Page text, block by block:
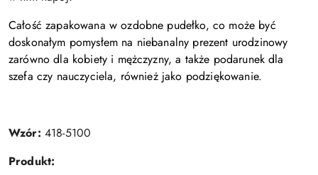
Całość zapakowana w ozdobne pudełko, co może być
doskonałym pomysłem na niebanalny prezent urodzinowy
zarówno dla kobiety i mężczyzny, a także podarunek dla
szefa czy nauczyciela, również jako podziękowanie.
Wzór: 418-5100
Produkt: